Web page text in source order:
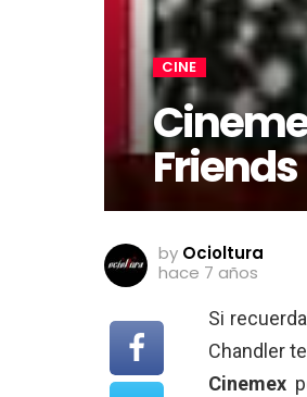
CINE
Friends
by Ocioltura
hace 7 años
Si
Chandler
Cinemex